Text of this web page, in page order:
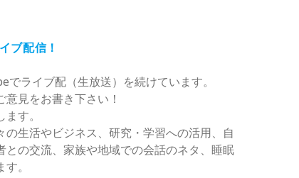
ブ配信！
ライブ配（生放送）を続けています。
見をお書き下さい！
す。
生活やビジネス、研究・学習への活用、自
との交流、家族や地域での会話のネタ、睡眠
。